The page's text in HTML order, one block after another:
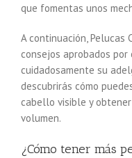
que fomentas unos
A continuación, Pelucas
consejos aprobados
cuidadosamente su
descubrirás cómo
cabello visible y
volumen.
¿Cómo tener más